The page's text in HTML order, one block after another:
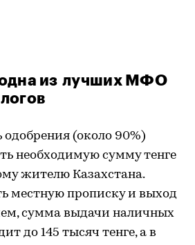
из лучших МФО
(около 90%)
необходимую сумму тенге
жителю Казахстана.
местную прописку и выход
сумма выдачи наличных
до 145 тысяч тенге, а в